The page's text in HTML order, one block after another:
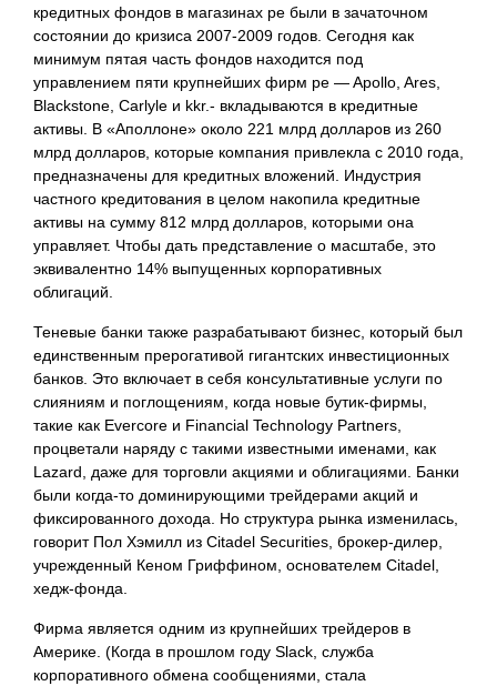
кредитных фондов в магазинах pe были в зачаточном
состоянии до кризиса 2007-2009 годов. Сегодня как
минимум пятая часть фондов находится под
управлением пяти крупнейших фирм pe — Apollo, Ares,
Blackstone, Carlyle и kkr.- вкладываются в кредитные
активы. В «Аполлоне» около 221 млрд долларов из 260
млрд долларов, которые компания привлекла с 2010 года,
предназначены для кредитных вложений. Индустрия
частного кредитования в целом накопила кредитные
активы на сумму 812 млрд долларов, которыми она
управляет. Чтобы дать представление о масштабе, это
эквивалентно 14% выпущенных корпоративных
облигаций.
Теневые банки также разрабатывают бизнес, который был
единственным прерогативой гигантских инвестиционных
банков. Это включает в себя консультативные услуги по
слияниям и поглощениям, когда новые бутик-фирмы,
такие как Evercore и Financial Technology Partners,
процветали наряду с такими известными именами, как
Lazard, даже для торговли акциями и облигациями. Банки
были когда-то доминирующими трейдерами акций и
фиксированного дохода. Но структура рынка изменилась,
говорит Пол Хэмилл из Citadel Securities, брокер-дилер,
учрежденный Кеном Гриффином, основателем Citadel,
хедж-фонда.
Фирма является одним из крупнейших трейдеров в
Америке. (Когда в прошлом году Slack, служба
корпоративного обмена сообщениями, стала